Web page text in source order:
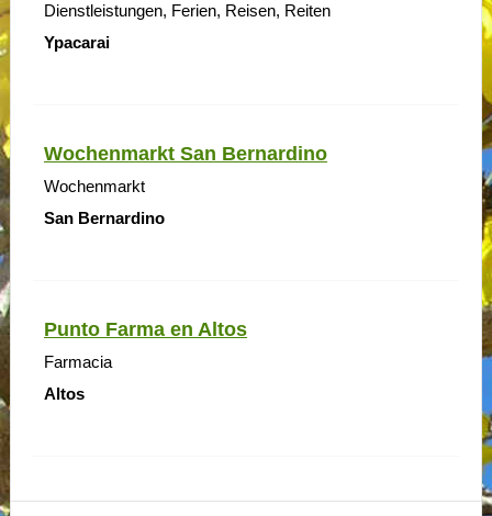
Dienstleistungen, Ferien, Reisen, Reiten
Ypacarai
Wochenmarkt San Bernardino
Wochenmarkt
San Bernardino
Punto Farma en Altos
Farmacia
Altos